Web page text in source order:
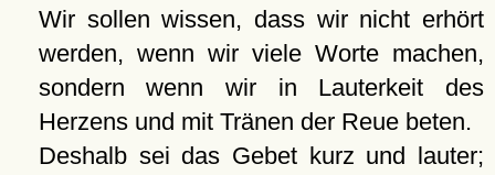
Wir sollen wissen, dass wir nicht erhört
werden, wenn wir viele Worte machen,
sondern wenn wir in Lauterkeit des
Herzens und mit Tränen der Reue beten.
Deshalb sei das Gebet kurz und lauter;